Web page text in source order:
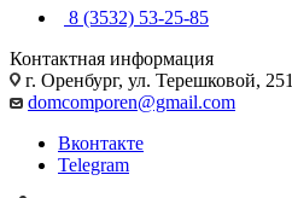
8 (3532) 53-25-85
Контактная информация
г. Оренбург, ул. Терешковой, 251
domcomporen@gmail.com
Вконтакте
Telegram